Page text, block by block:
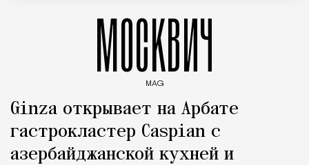
МОСКВИЧ
MAG
Ginza открывает на Арбате
гастрокластер Caspian с
азербайджанской кухней и